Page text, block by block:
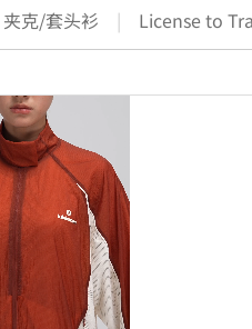
夹克/套头衫 | License to